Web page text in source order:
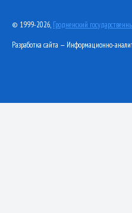
© 1999-2026, Гродненский
Разработка сайта — Информационно-